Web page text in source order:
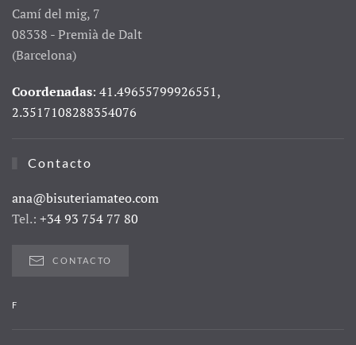
Camí del mig, 7
08338 - Premià de Dalt
(Barcelona)
Coordenadas: 41.49655799926551,
2.3517108288354076
Contacto
ana@bisuteriamateo.com
Tel.: +34 93 754 77 80
CONTACTO
F